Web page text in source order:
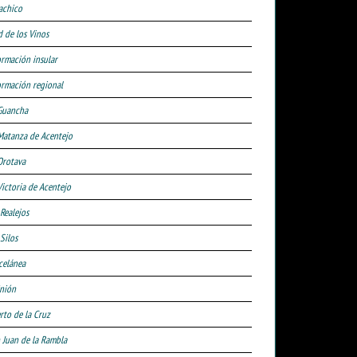
de los Vinos
insular
regional
de Acentejo
de Acentejo
de la Cruz
Juan de la Rambla